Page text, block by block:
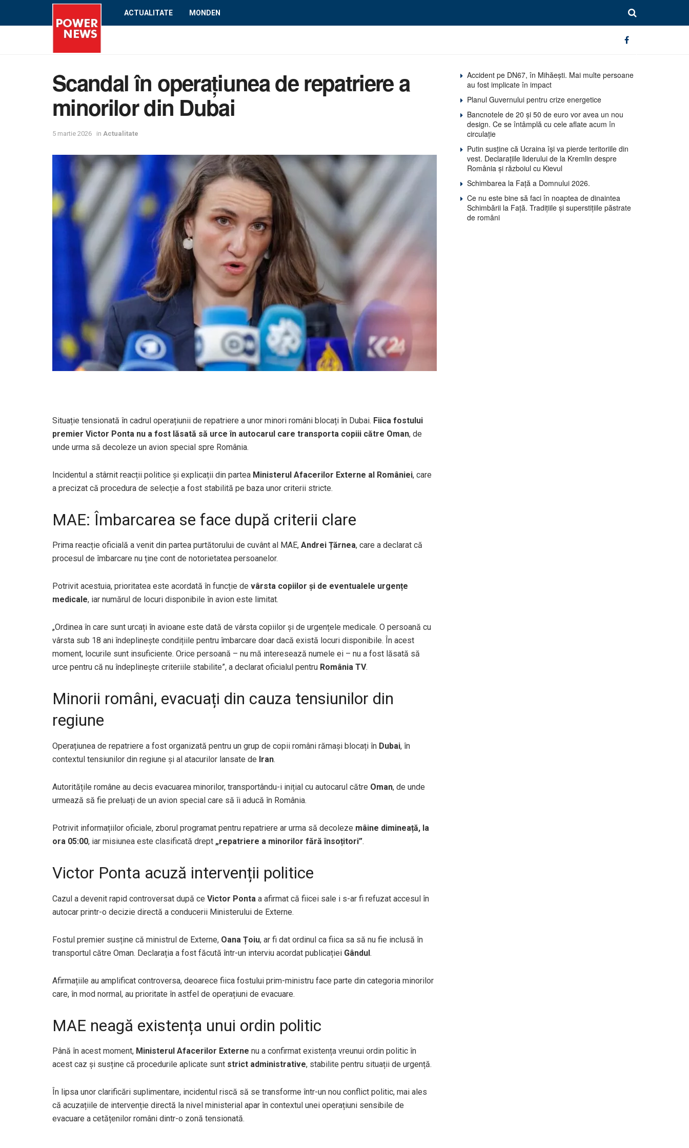
ACTUALITATE MONDEN
Scandal în operațiunea de repatriere a
minorilor din Dubai
5 martie 2026 in Actualitate
Situație tensionată în cadrul operațiunii de repatriere a unor minori români blocați în Dubai. Fiica fostului
premier Victor Ponta nu a fost lăsată să urce în autocarul care transporta copiii către Oman, de
unde urma să decoleze un avion special spre România.
Incidentul a stârnit reacții politice și explicații din partea Ministerul Afacerilor Externe al României, care
a precizat că procedura de selecție a fost stabilită pe baza unor criterii stricte.
MAE: Îmbarcarea se face după criterii clare
Prima reacție oficială a venit din partea purtătorului de cuvânt al MAE, Andrei Țărnea, care a declarat că
procesul de îmbarcare nu ține cont de notorietatea persoanelor.
Potrivit acestuia, prioritatea este acordată în funcție de vârsta copiilor și de eventualele urgențe
medicale, iar numărul de locuri disponibile în avion este limitat.
„Ordinea în care sunt urcați în avioane este dată de vârsta copiilor și de urgențele medicale. O persoană cu
vârsta sub 18 ani îndeplinește condițiile pentru îmbarcare doar dacă există locuri disponibile. În acest
moment, locurile sunt insuficiente. Orice persoană – nu mă interesează numele ei – nu a fost lăsată să
urce pentru că nu îndeplinește criteriile stabilite”, a declarat oficialul pentru România TV.
Minorii români, evacuați din cauza tensiunilor din
regiune
Operațiunea de repatriere a fost organizată pentru un grup de copii români rămași blocați în Dubai, în
contextul tensiunilor din regiune și al atacurilor lansate de Iran.
Autoritățile române au decis evacuarea minorilor, transportându-i inițial cu autocarul către Oman, de unde
urmează să fie preluați de un avion special care să îi aducă în România.
Potrivit informațiilor oficiale, zborul programat pentru repatriere ar urma să decoleze mâine dimineață, la
ora 05:00, iar misiunea este clasificată drept „repatriere a minorilor fără însoțitori”.
Victor Ponta acuză intervenții politice
Cazul a devenit rapid controversat după ce Victor Ponta a afirmat că fiicei sale i s-ar fi refuzat accesul în
autocar printr-o decizie directă a conducerii Ministerului de Externe.
Fostul premier susține că ministrul de Externe, Oana Țoiu, ar fi dat ordinul ca fiica sa să nu fie inclusă în
transportul către Oman. Declarația a fost făcută într-un interviu acordat publicației Gândul.
Afirmațiile au amplificat controversa, deoarece fiica fostului prim-ministru face parte din categoria minorilor
care, în mod normal, au prioritate în astfel de operațiuni de evacuare.
MAE neagă existența unui ordin politic
Până în acest moment, Ministerul Afacerilor Externe nu a confirmat existența vreunui ordin politic în
acest caz și susține că procedurile aplicate sunt strict administrative, stabilite pentru situații de urgență.
În lipsa unor clarificări suplimentare, incidentul riscă să se transforme într-un nou conflict politic, mai ales
că acuzațiile de intervenție directă la nivel ministerial apar în contextul unei operațiuni sensibile de
evacuare a cetățenilor români dintr-o zonă tensionată.
Accident pe DN67, în Mihăești. Mai multe persoane
au fost implicate în impact
Planul Guvernului pentru crize energetice
Bancnotele de 20 și 50 de euro vor avea un nou
design. Ce se întâmplă cu cele aflate acum în
circulație
Putin susține că Ucraina își va pierde teritoriile din
vest. Declarațiile liderului de la Kremlin despre
România și războiul cu Kievul
Schimbarea la Față a Domnului 2026.
Ce nu este bine să faci în noaptea de dinaintea
Schimbării la Față. Tradițiile și superstițiile păstrate
de români